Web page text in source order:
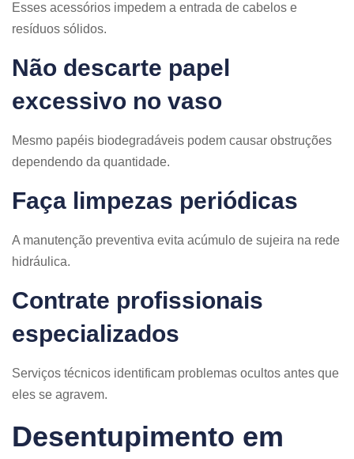
Esses acessórios impedem a entrada de cabelos e
resíduos sólidos.
Não descarte papel
excessivo no vaso
Mesmo papéis biodegradáveis podem causar obstruções
dependendo da quantidade.
Faça limpezas periódicas
A manutenção preventiva evita acúmulo de sujeira na rede
hidráulica.
Contrate profissionais
especializados
Serviços técnicos identificam problemas ocultos antes que
eles se agravem.
Desentupimento em